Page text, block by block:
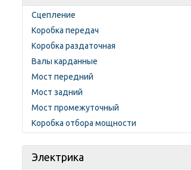
Сцепление
Коробка передач
Коробка раздаточная
Валы карданные
Мост передний
Мост задний
Мост промежуточный
Коробка отбора мощности
Электрика